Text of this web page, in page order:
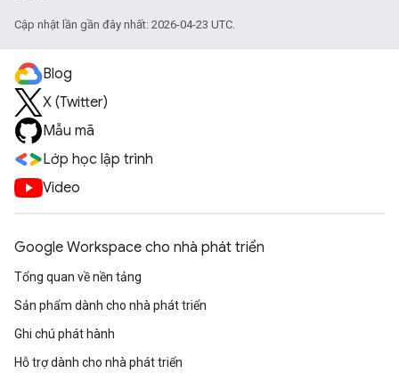
Cập nhật lần gần đây nhất: 2026-04-23 UTC.
Blog
X (Twitter)
Mẫu mã
Lớp học lập trình
Video
Google Workspace cho nhà phát triển
Tổng quan về nền tảng
Sản phẩm dành cho nhà phát triển
Ghi chú phát hành
Hỗ trợ dành cho nhà phát triển